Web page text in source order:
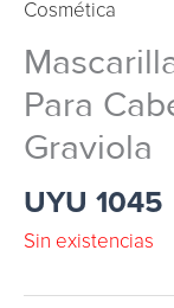
Cosmética
Para
Graviola
UYU 1045
Sin existencias